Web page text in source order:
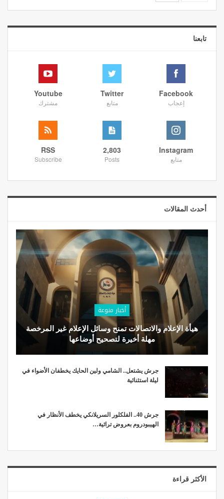
تابعنا
Facebook
إعجاب
Twitter
متابع
Youtube
مشترك
Instagram
متابع
2,803
Posts
RSS
Subscribe
أحدث المقالات
أخبار منوعة
هيأة الإعلام والاتصالات تمنح وسائل الإعلام غير المرخصة
مهلة أخيرة لتصحيح أوضاعها
جرش يشتعل.. الشامي ولين الحايك يخطفان الأضواء في
ليلة استثنائية
جرش 40.. الفلكلور السريلانكي يخطف الأنظار في
الهيبودروم بعروض تراثية…
الأكثر قراءة